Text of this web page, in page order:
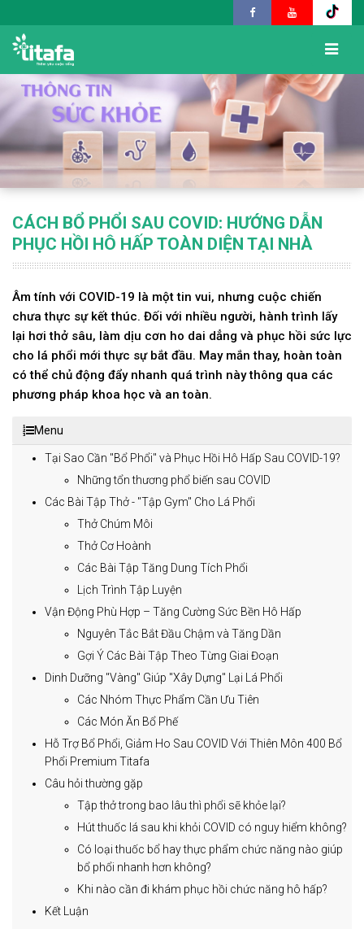
CÁCH BỔ PHỔI SAU COVID: HƯỚNG DẪN
PHỤC HỒI HÔ HẤP TOÀN DIỆN TẠI NHÀ
Âm tính với COVID-19 là một tin vui, nhưng cuộc chiến
chưa thực sự kết thúc. Đối với nhiều người, hành trình lấy
lại hơi thở sâu, làm dịu cơn ho dai dẳng và phục hồi sức lực
cho lá phổi mới thực sự bắt đầu. May mắn thay, hoàn toàn
có thể chủ động đẩy nhanh quá trình này thông qua các
phương pháp khoa học và an toàn.
Menu
Tại Sao Cần "Bổ Phổi" và Phục Hồi Hô Hấp Sau COVID-19?
Những tổn thương phổ biến sau COVID
Các Bài Tập Thở - "Tập Gym" Cho Lá Phổi
Thở Chúm Môi
Thở Cơ Hoành
Các Bài Tập Tăng Dung Tích Phổi
Lịch Trình Tập Luyện
Vận Động Phù Hợp – Tăng Cường Sức Bền Hô Hấp
Nguyên Tắc Bắt Đầu Chậm và Tăng Dần
Gợi Ý Các Bài Tập Theo Từng Giai Đoạn
Dinh Dưỡng "Vàng" Giúp "Xây Dựng" Lại Lá Phổi
Các Nhóm Thực Phẩm Cần Ưu Tiên
Các Món Ăn Bổ Phế
Hỗ Trợ Bổ Phổi, Giảm Ho Sau COVID Với Thiên Môn 400 Bổ
Phổi Premium Titafa
Câu hỏi thường gặp
Tập thở trong bao lâu thì phổi sẽ khỏe lại?
Hút thuốc lá sau khi khỏi COVID có nguy hiểm không?
Có loại thuốc bổ hay thực phẩm chức năng nào giúp
bổ phổi nhanh hơn không?
Khi nào cần đi khám phục hồi chức năng hô hấp?
Kết Luận